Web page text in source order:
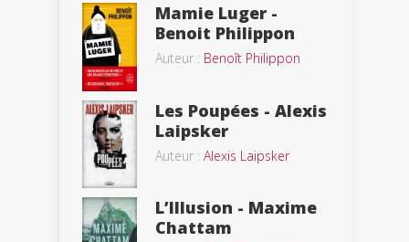
Mamie Luger -
Benoit Philippon
Auteur : Benoît Philippon
Les Poupées - Alexis
Laipsker
Auteur : Alexis Laipsker
L’Illusion - Maxime
Chattam